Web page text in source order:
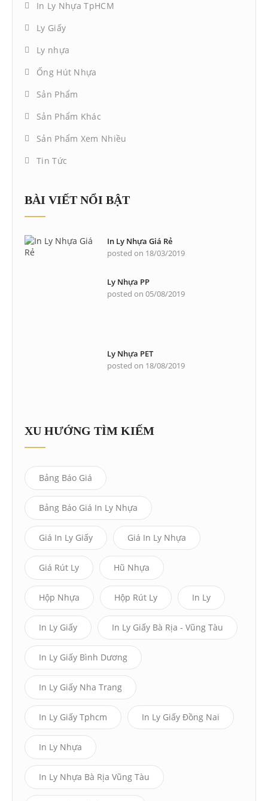
In Ly Nhựa TpHCM
Ly Giấy
Ly nhựa
Ống Hút Nhựa
Sản Phẩm
Sản Phẩm Khác
Sản Phẩm Xem Nhiều
Tin Tức
BÀI VIẾT NỔI BẬT
In Ly Nhựa Giá Rẻ
posted on 18/03/2019
Ly Nhựa PP
posted on 05/08/2019
Ly Nhựa PET
posted on 18/08/2019
XU HƯỚNG TÌM KIẾM
Bảng Báo Giá
Bảng Báo Giá In Ly Nhựa
Giá In Ly Giấy Giá In Ly Nhựa
Giá Rút Ly Hũ Nhựa
Hộp Nhựa Hộp Rút Ly In Ly
In Ly Giấy In Ly Giấy Bà Rịa - Vũng Tàu
In Ly Giấy Bình Dương
In Ly Giấy Nha Trang
In Ly Giấy Tphcm In Ly Giấy Đồng Nai
In Ly Nhựa
In Ly Nhựa Bà Rịa Vũng Tàu